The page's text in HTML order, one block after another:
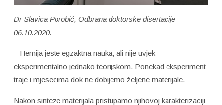
Dr Slavica Porobić, Odbrana doktorske disertacije
06.10.2020.
– Hemija jeste egzaktna nauka, ali nije uvjek
eksperimentalno jednako teorijskom. Ponekad eksperiment
traje i mjesecima dok ne dobijemo željene materijale.
Nakon sinteze materijala pristupamo njihovoj karakterizaciji